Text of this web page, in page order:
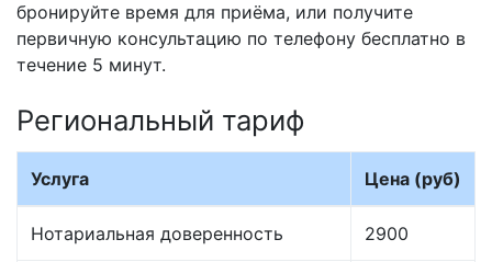
бронируйте время для приёма, или получите
первичную консультацию по телефону бесплатно в
течение 5 минут.
Региональный тариф
Услуга Цена (руб)
Нотариальная доверенность 2900